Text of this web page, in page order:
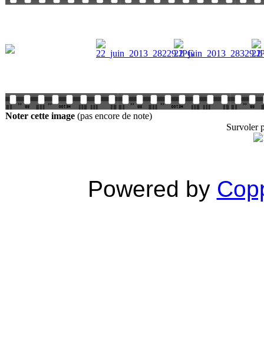
Noter cette image (pas encore de note)
Survoler
Powered by